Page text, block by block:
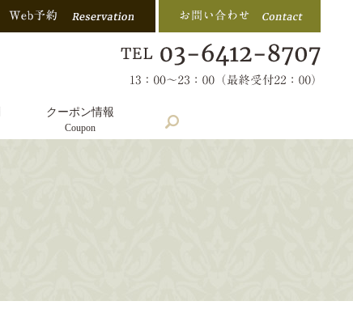
クーポン情報
Coupon